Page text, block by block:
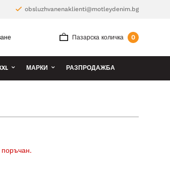
obsluzhvanenaklienti@motleydenim.bg
Пазарска количка 0
МАРКИ РАЗПРОДАЖБА